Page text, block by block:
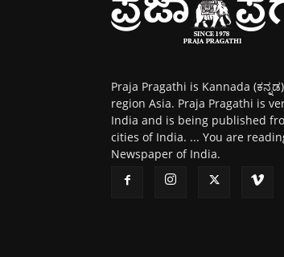
Praja Pragathi is Kannada
region Asia. Praja Pragathi is
India and is being published
cities of India. ... You are
Newspaper of India.